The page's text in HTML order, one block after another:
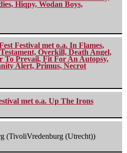
Hiqpy, Wodan Boys,
Festival met o.a. In Flames,
Overkill, Death Angel,
To Prevail, Fit For An Autopsy,
Alert, Primus, Necrot
met o.a. Up The Irons
(TivoliVredenburg (Utrecht))